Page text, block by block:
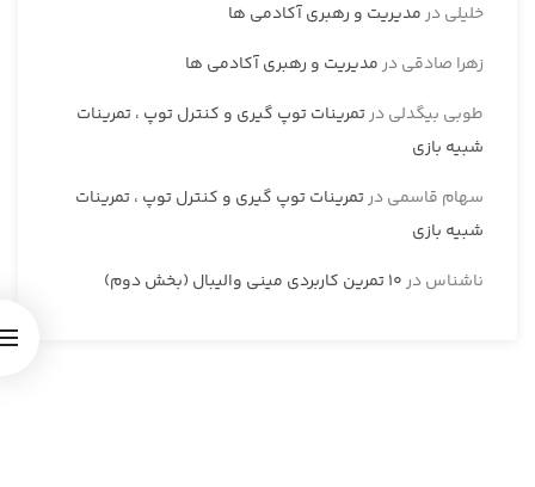
خلیلیدرمدیریت و رهبری آکادمی ها
زهرا صادقیدرمدیریت و رهبری آکادمی ها
طوبی بیگدلیدرتمرینات توپ گیری و کنترل توپ ، تمرینات
شبیه بازی
سهام قاسمیدرتمرینات توپ گیری و کنترل توپ ، تمرینات
شبیه بازی
ناشناسدر10 تمرین کاربردی مینی والیبال (بخش دوم)